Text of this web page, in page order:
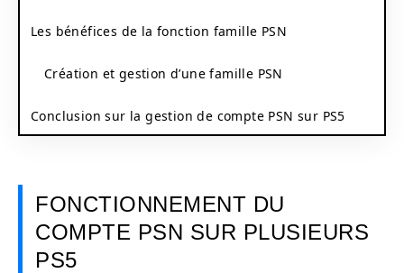
Les bénéfices de la fonction famille PSN
Création et gestion d’une famille PSN
Conclusion sur la gestion de compte PSN sur PS5
FONCTIONNEMENT DU
COMPTE PSN SUR PLUSIEURS
PS5